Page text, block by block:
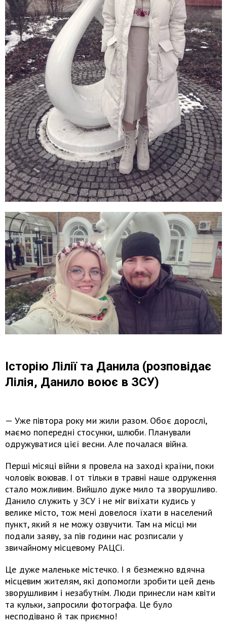
Історію Лілії та Данила (розповідає
Лілія, Данило воює в ЗСУ)
— Уже півтора року ми жили разом. Обоє дорослі,
маємо попередні стосунки, шлюби. Планували
одружуватися цієї весни. Але почалася війна.
Перші місяці війни я провела на заході країни, поки
чоловік воював. І от тільки в травні наше одруження
стало можливим. Вийшло дуже мило та зворушливо.
Данило служить у ЗСУ і не міг виїхати кудись у
велике місто, тож мені довелося їхати в населений
пункт, який я не можу озвучити. Там на місці ми
подали заяву, за пів години нас розписали у
звичайному місцевому РАЦСі.
Це дуже маленьке містечко. І я безмежно вдячна
місцевим жителям, які допомогли зробити цей день
зворушливим і незабутнім. Люди принесли нам квіти
та кульки, запросили фотографа. Це було
несподівано й так приємно!